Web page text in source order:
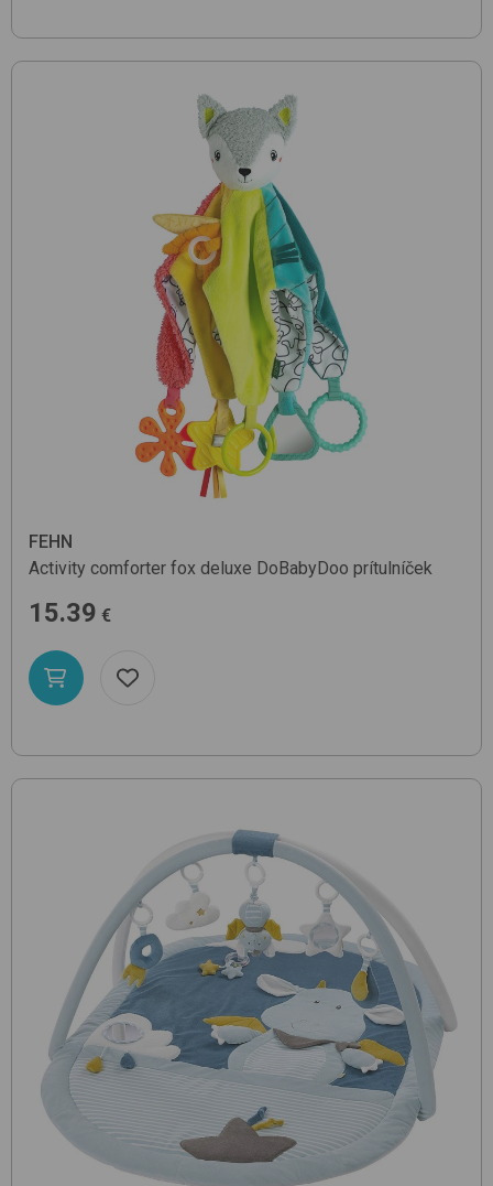
FEHN
Activity comforter fox deluxe DoBabyDoo prítulníček
15.39 €